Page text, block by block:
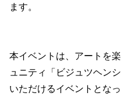
ます。
本イベントは、アートを
ュニティ「ビジュツヘン
いただけるイベントとなっ